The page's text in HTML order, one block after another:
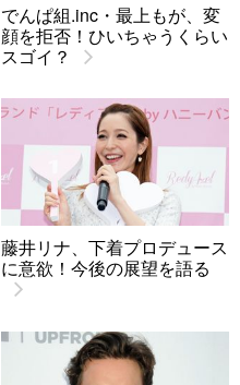
でんぱ組.inc・最上もが、変
顔を拒否！ひいちゃうくらい
スゴイ？
藤井リナ、下着プロデュース
に意欲！今後の展望を語る